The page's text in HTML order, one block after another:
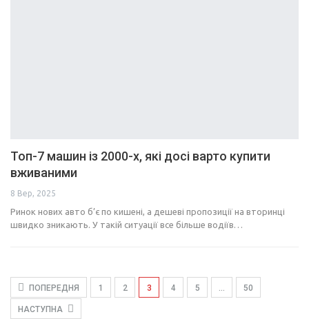
Топ-7 машин із 2000-х, які досі варто купити
вживаними
8 Вер, 2025
Ринок нових авто б’є по кишені, а дешеві пропозиції на вторинці
швидко зникають. У такій ситуації все більше водіїв…
ПОПЕРЕДНЯ 1 2 3 4 5 … 50
НАСТУПНА